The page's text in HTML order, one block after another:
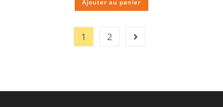
Ajouter au panier
1 2